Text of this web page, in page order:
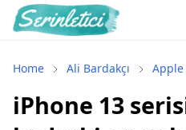
Home Ali Bardakçı Apple
iPhone 13